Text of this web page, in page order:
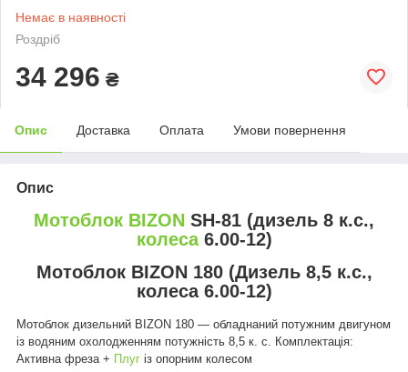
Немає в наявності
Роздріб
34 296 ₴
Опис Доставка Оплата Умови повернення
Опис
Мотоблок BIZON SH-81 (дизель 8 к.с.,
колеса6.00-12)
Мотоблок BIZON 180 (Дизель 8,5 к.с.,
колеса 6.00-12)
Мотоблок дизельний BIZON 180 ― обладнаний потужним двигуном
із водяним охолодженням потужність 8,5 к. с. Комплектація:
Активна фреза + Плуг із опорним колесом